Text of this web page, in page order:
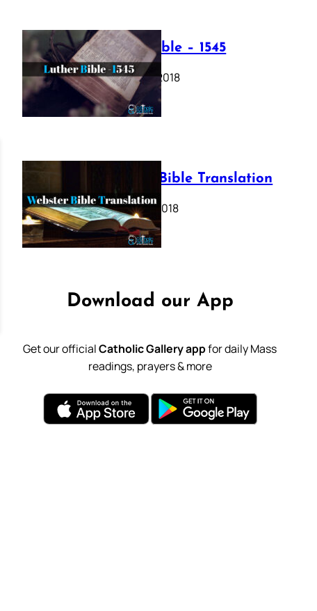
Luther Bible – 1545
October 17, 2018
Webster Bible Translation
October 11, 2018
Download our App
Get our officialCatholic Gallery appfor daily Mass
readings, prayers & more